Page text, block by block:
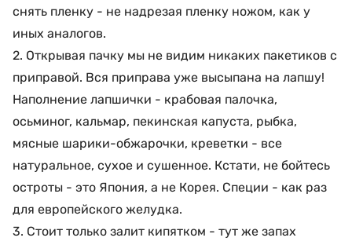
снять пленку - не надрезая пленку ножом, как у
иных аналогов.
2. Открывая пачку мы не видим никаких пакетиков с
приправой. Вся приправа уже высыпана на лапшу!
Наполнение лапшички - крабовая палочка,
осьминог, кальмар, пекинская капуста, рыбка,
мясные шарики-обжарочки, креветки - все
натуральное, сухое и сушенное. Кстати, не бойтесь
остроты - это Япония, а не Корея. Специи - как раз
для европейского желудка.
3. Стоит только залит кипятком - тут же запах